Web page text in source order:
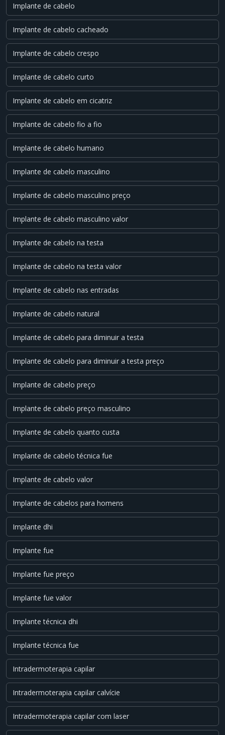
Implante de cabelo
Implante de cabelo cacheado
Implante de cabelo crespo
Implante de cabelo curto
Implante de cabelo em cicatriz
Implante de cabelo fio a fio
Implante de cabelo humano
Implante de cabelo masculino
Implante de cabelo masculino preço
Implante de cabelo masculino valor
Implante de cabelo na testa
Implante de cabelo na testa valor
Implante de cabelo nas entradas
Implante de cabelo natural
Implante de cabelo para diminuir a testa
Implante de cabelo para diminuir a testa preço
Implante de cabelo preço
Implante de cabelo preço masculino
Implante de cabelo quanto custa
Implante de cabelo técnica fue
Implante de cabelo valor
Implante de cabelos para homens
Implante dhi
Implante fue
Implante fue preço
Implante fue valor
Implante técnica dhi
Implante técnica fue
Intradermoterapia capilar
Intradermoterapia capilar calvície
Intradermoterapia capilar com laser